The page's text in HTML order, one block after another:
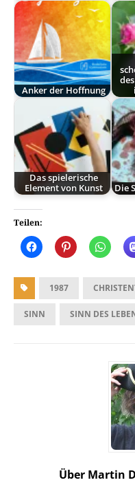
Anker der Hoffnung
Das spielerische
Element von Kunst
Die
Teilen:
1987
SINN SINN DES
Über Martin